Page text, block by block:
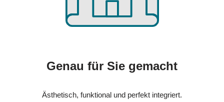
Genau für Sie gemacht
Ästhetisch, funktional und perfekt integriert.